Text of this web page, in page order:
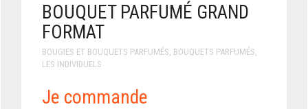
BOUQUET PARFUMÉ GRAND
FORMAT
BOUGIES ET BOUQUETS PARFUMÉS BOUQUETS PARFUMÉS
LES INDIVIDUELS
Je commande